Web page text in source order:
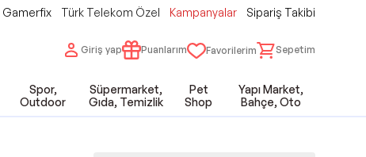
Gamerfix Türk Telekom Özel Kampanyalar Sipariş Takibi
Giriş yap Puanlarım Favorilerim Sepetim
Spor,
Outdoor
Süpermarket,
Gıda, Temizlik
Pet
Shop
Yapı Market,
Bahçe, Oto